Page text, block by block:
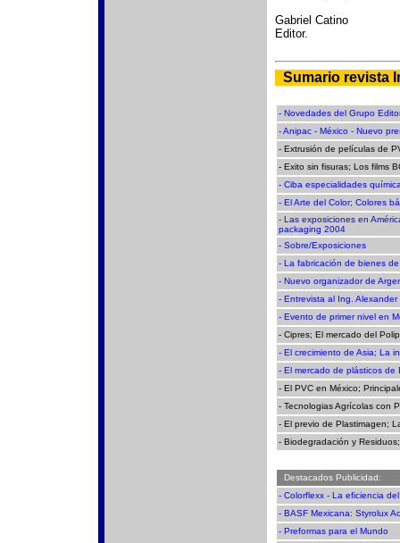
Gabriel Catino
Editor.
Sumario revista
- Novedades del Grupo
- Anipac - México - Nuevo
- Extrusión de películas de
- Exito sin fisuras; Los films
- Ciba especialidades
- El Arte del Color; Colores
- Las exposiciones en
packaging 2004
- Sobre/Exposiciones
- La fabricación de bienes
- Nuevo organizador de
- Entrevista al Ing. Alexander
- Evento de primer nivel en
- Cipres; El mercado del
- El crecimiento de Asia; La
- El mercado de plásticos de
- El PVC en México;
- Tecnologias Agrícolas con
- El previo de Plastimagen;
- Biodegradación y
Destacados Publicidad:
- Colorflexx - La eficiencia
- BASF Mexicana: Styrolux
- Preformas para el Mundo